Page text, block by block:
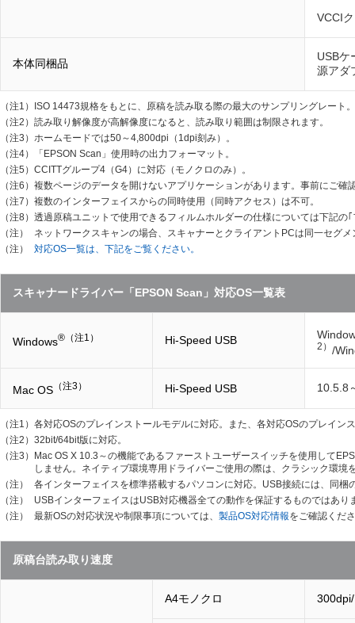
VCCI
本体同梱品
USBケ
源アダ
（注1）
ISO 14473規格をもとに、原稿を読み取る際の最大のサンプリングレート。
（注2） 読み取り解像度が高解像度になると、読み取り範囲は制限されます。
（注3） ホームモードでは50～4,800dpi（1dpi刻み）。
（注4）
「EPSON Scan」使用時の出力フォーマット。
（注5） CCITTグループ4（G4）に対応（モノクロのみ）。
（注6） 複数ページのデータを開けないアプリケーションがあります。事前にご確
（注7） 複数のインターフェイスからの同時使用（同時アクセス）は不可。
（注8） 透過原稿ユニットで使用できるフィルムホルダーの仕様については下記の
（注）
ネットワークスキャンの場合、スキャナーとクライアントPCは同一セグ
（注）
対応OS一覧は、下記をご覧ください。
スキャナードライバー「EPSON Scan」対応OS一覧表
Windows® （注1） Hi-Speed USB 2） /
Mac OS （注3） Hi-Speed USB 10.5.8
（注1） 各対応OSのプレインストールモデルに対応。また、各対応OSのプレイン
（注2） 32bit/64bit版に対応。
（注3）
Mac OS X 10.3～の機能であるファーストユーザースイッチを使用して
しません。ネイティブ環境専用ドライバーご使用の際は、クラシック環境
（注）
各インターフェイスを標準搭載するパソコンに対応。USB接続には、同梱
（注）
USBインターフェイスはUSB対応機器全ての動作を保証するものではあり
（注）
最新OSの対応状況や制限事項については、 製品OS対応情報をご確認くだ
原稿台読み取り速度
A4モノクロ